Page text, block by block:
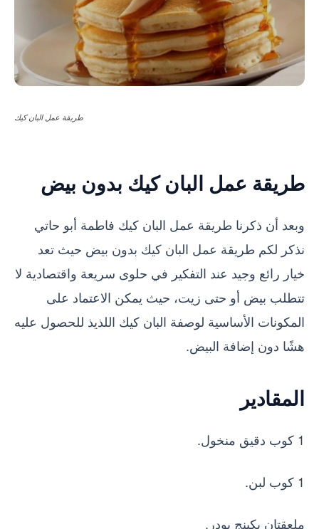
طريقة عمل البان كيك
طريقة عمل البان كيك بدون بيض
وبعد أن ذكرنا طريقة عمل البان كيك فاطمة أبو حاتي
نذكر لكم طريقة عمل البان كيك بدون بيض حيث تعد
خيار رائع وجيد عند التفكير في حلوى سريعة واقتصادية لا
تتطلب بيض أو حتى زيت، حيث يمكن الاعتماد على
المكونات الأساسية لوصفة البان كيك اللذيذ للحصول عليه
هشًا دون إضافة البيض.
المقادير
1 كوب دقيق منخول.
1 كوب لبن.
ملعقتان بكينج بودر.